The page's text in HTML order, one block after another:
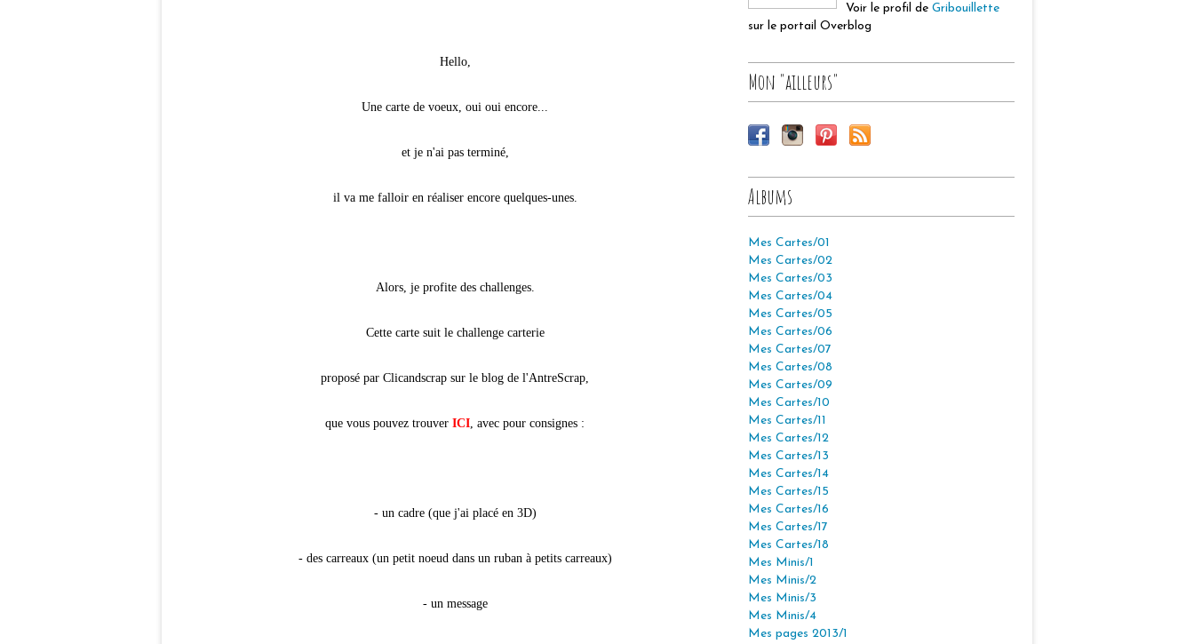
Hello,
Une carte de voeux, oui oui encore...
et je n'ai pas terminé,
il va me falloir en réaliser encore quelques-unes.
Alors, je profite des challenges.
Cette carte suit le challenge carterie
proposé par Clicandscrap sur le blog de l'AntreScrap,
que vous pouvez trouver ICI, avec pour consignes :
- un cadre (que j'ai placé en 3D)
- des carreaux (un petit noeud dans un ruban à petits carreaux)
- un message
Voir le profil de Gribouillette
sur le portail Overblog
Mon "ailleurs"
Albums
Mes Cartes/01
Mes Cartes/02
Mes Cartes/03
Mes Cartes/04
Mes Cartes/05
Mes Cartes/06
Mes Cartes/07
Mes Cartes/08
Mes Cartes/09
Mes Cartes/10
Mes Cartes/11
Mes Cartes/12
Mes Cartes/13
Mes Cartes/14
Mes Cartes/15
Mes Cartes/16
Mes Cartes/17
Mes Cartes/18
Mes Minis/1
Mes Minis/2
Mes Minis/3
Mes Minis/4
Mes pages 2013/1